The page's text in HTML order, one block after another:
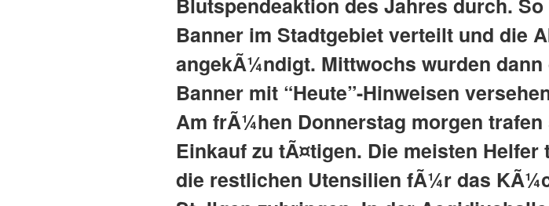
Banner im Stadtgebiet verteilt und die
angekÃ¼ndigt. Mittwochs wurden
Banner mit “Heute”-Hinweisen
Am frÃ¼hen Donnerstag morgen
Einkauf zu tÃ¤tigen. Die meisten
die restlichen Utensilien fÃ¼r das